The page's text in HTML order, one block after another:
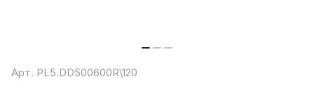
Арт. PL5.DD500600R\120